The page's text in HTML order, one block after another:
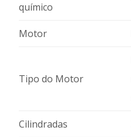
químico
Motor
Tipo do Motor
Cilindradas